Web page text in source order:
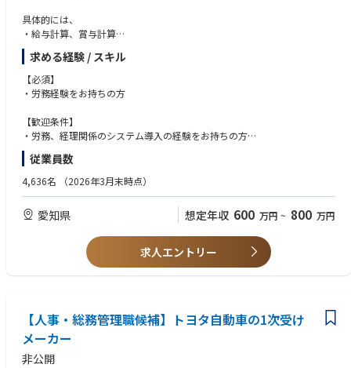
具体的には、
・給与計算、賞与計算
・労務関連業務
・事業移管プロジェクトに参画、立ち上げ、推進
業務割合 通常業務：プロジェクト案件＝7：3
プロジェクト化された案件に参画でき、変革期（事業移管）に携わること
ができます。
境です。
求める経験 / スキル
【必須】
・労務経験をお持ちの方
【歓迎条件】
・労務、経理関係のシステム導入の経験をお持ちの方
・税務調査等に対応できる方
従業員数
4,636名 （2026年3月末時点）
愛知県 想定年収 600 万円 ~ 800 万円
求人エントリー
【人事・総務管理職候補】トヨタ自動車の1次受け
メーカー
非公開